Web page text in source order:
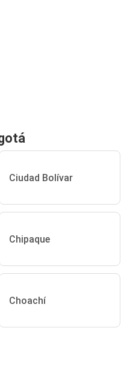
Ciudad Bolívar
Chipaque
Choachí